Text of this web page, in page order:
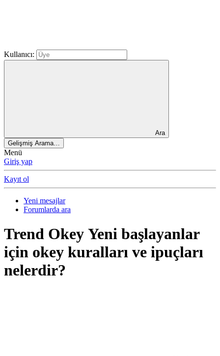
Kullanıcı:
Ara
Gelişmiş Arama…
Menü
Giriş yap
Kayıt ol
Yeni mesajlar
Forumlarda ara
Trend Okey Yeni başlayanlar
için okey kuralları ve ipuçları
nelerdir?